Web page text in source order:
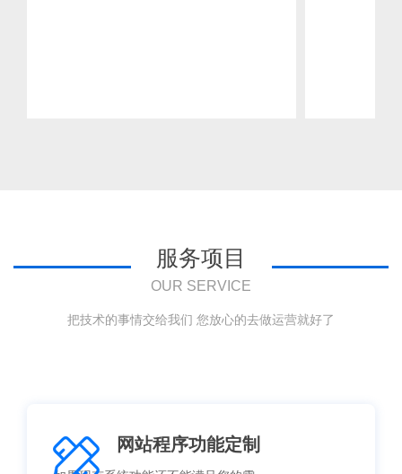
服务项目
OUR SERVICE
把技术的事情交给我们 您放心的去做运营就好了
网站程序功能定制